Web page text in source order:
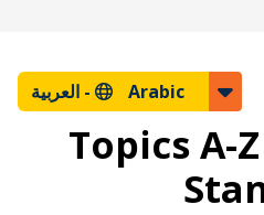
Arabic - العربية
Topics A-